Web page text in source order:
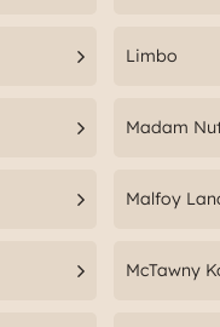
Limbo
Madam
Malfoy
McTawny